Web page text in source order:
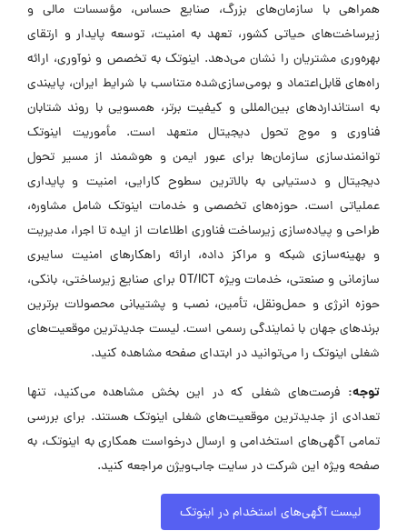
همراهی با سازمان‌های بزرگ، صنایع حساس، مؤسسات مالی و
زیرساخت‌های حیاتی کشور، تعهد به امنیت، توسعه پایدار و ارتقای
بهره‌وری مشتریان را نشان می‌دهد. اینوتک به تخصص و نوآوری، ارائه
راه‌های قابل‌اعتماد و بومی‌سازی‌شده متناسب با شرایط ایران، پایبندی
به استانداردهای بین‌المللی و کیفیت برتر، همسویی با روند شتابان
فناوری و موج تحول دیجیتال متعهد است. مأموریت اینوتک
توانمندسازی سازمان‌ها برای عبور ایمن و هوشمند از مسیر تحول
دیجیتال و دستیابی به بالاترین سطوح کارایی، امنیت و پایداری
عملیاتی است. حوزه‌های تخصصی و خدمات اینوتک شامل مشاوره،
طراحی و پیاده‌سازی زیرساخت فناوری اطلاعات از ایده تا اجرا، مدیریت
و بهینه‌سازی شبکه و مراکز داده، ارائه راهکارهای امنیت سایبری
سازمانی و صنعتی، خدمات ویژه OT/ICT برای صنایع زیرساختی، بانکی،
حوزه انرژی و حمل‌ونقل، تأمین، نصب و پشتیبانی محصولات برترین
برندهای جهان با نمایندگی رسمی است. لیست جدیدترین موقعیت‌های
شغلی اینوتک را می‌توانید در ابتدای صفحه مشاهده کنید.
توجه: فرصت‌های شغلی که در این بخش مشاهده می‌کنید، تنها
تعدادی از جدیدترین موقعیت‌های شغلی اینوتک هستند. برای بررسی
تمامی آگهی‌های استخدامی و ارسال درخواست همکاری به اینوتک، به
صفحه ویژه این شرکت در سایت جاب‌ویژن مراجعه کنید.
لیست آگهی‌های استخدام در اینوتک